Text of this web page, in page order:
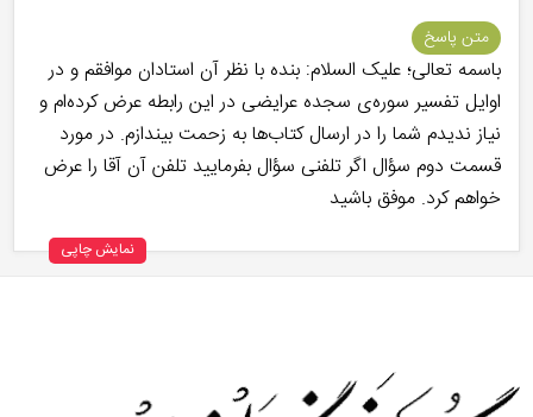
متن پاسخ
باسمه تعالی؛ علیک السلام: بنده با نظر آن استادان موافقم و در
اوایل تفسیر سوره‌ی سجده عرایضی در این رابطه عرض کرده‌ام و
نیاز ندیدم شما را در ارسال کتاب‌ها به زحمت بیندازم. در مورد
قسمت دوم سؤال اگر تلفنی سؤال بفرمایید تلفن آن آقا را عرض
خواهم کرد. موفق باشید
نمایش چاپی